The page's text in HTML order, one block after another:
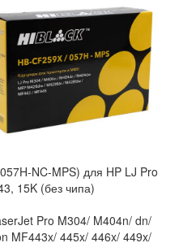
NC-MPS) для HP LJ Pro
15K (без чипа)
Pro M304/ M404n/ dn/
MF443x/ 445x/ 446x/ 449x/